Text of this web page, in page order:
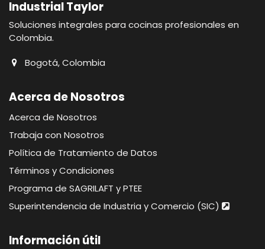
Industrial Taylor
Soluciones integrales para cocinas profesionales en
Colombia.
Bogotá, Colombia
Acerca de Nosotros
Acerca de Nosotros
Trabaja con Nosotros
Política de Tratamiento de Datos
Términos y Condiciones
Programa de SAGRILAFT y PTEE
Superintendencia de Industria y Comercio (SIC)
Información útil​​​